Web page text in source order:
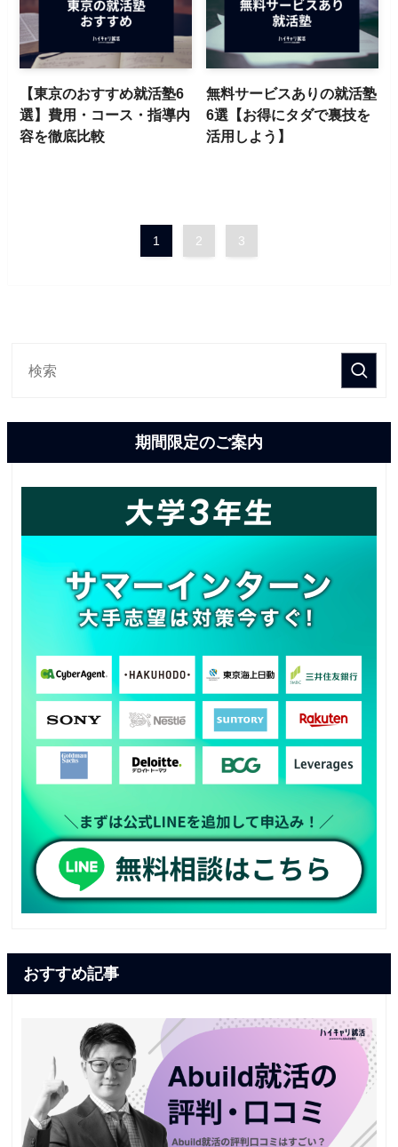
【東京のおすすめ就活塾6
選】費用・コース・指導内
容を徹底比較
無料サービスありの就活塾
6選【お得にタダで裏技を
活用しよう】
1 2 3
期間限定のご案内
おすすめ記事